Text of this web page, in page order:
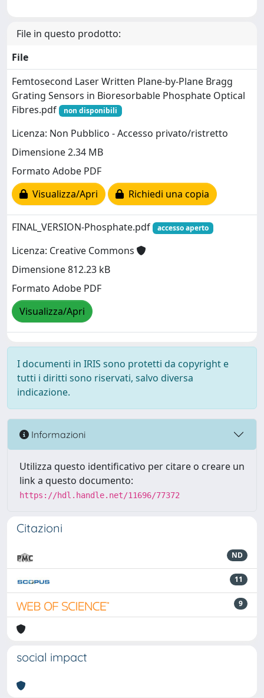
File in questo prodotto:
File
Femtosecond Laser Written Plane-by-Plane Bragg
Grating Sensors in Bioresorbable Phosphate Optical
Fibres.pdf
non disponibili
Licenza: Non Pubblico - Accesso privato/ristretto
Dimensione 2.34 MB
Formato Adobe PDF
Visualizza/Apri
Richiedi una copia
FINAL_VERSION-Phosphate.pdf accesso aperto
Licenza: Creative Commons
Dimensione 812.23 kB
Formato Adobe PDF
Visualizza/Apri
I documenti in IRIS sono protetti da copyright e
tutti i diritti sono riservati, salvo diversa
indicazione.
Informazioni
Utilizza questo identificativo per citare o creare un
link a questo documento:
https://hdl.handle.net/11696/77372
Citazioni
ND
11
9
social impact